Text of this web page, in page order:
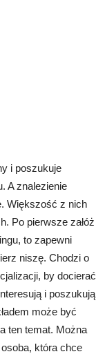
i poszukuje
A znalezienie
Większość z nich
Po pierwsze załóż
to zapewni
niszę. Chodzi o
by docierać
i poszukują
może być
ten temat. Można
która chce